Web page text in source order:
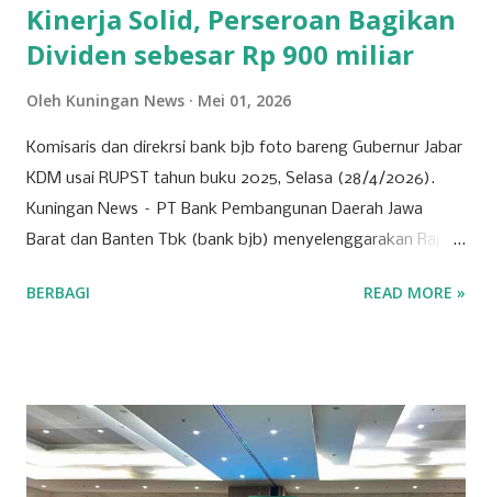
Kinerja Solid, Perseroan Bagikan
Dividen sebesar Rp 900 miliar
Oleh Kuningan News Mei 01, 2026
Komisaris dan direkrsi bank bjb foto bareng Gubernur Jabar
KDM usai RUPST tahun buku 2025, Selasa (28/4/2026).
Kuningan News – PT Bank Pembangunan Daerah Jawa
Barat dan Banten Tbk (bank bjb) menyelenggarakan Rapat
2025 pada Selasa (28/4/2026). Rapat berlangsung secara
yang mengedepankan prinsip tata kelola perusahaan yang
baik, bank bjb mengundang seluruh pemegang saham
untuk turut serta dalam forum strategis ini. RUPST menjadi
BERBAGI READ MORE »